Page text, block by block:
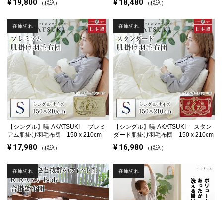
¥ 19,800 税込 ¥ 18,480 税込
【シングル】 暁-AKATSUKI- プレミ
アム肌掛け羽毛布団 150 x 210cm
¥ 17,980 税込
在庫切れ
【シングル】 暁-AKATSUKI- スタン
ダード肌掛け羽毛布団 150 x 210cm
¥ 16,980 税込
在庫切れ
在庫切れ 在庫切れ